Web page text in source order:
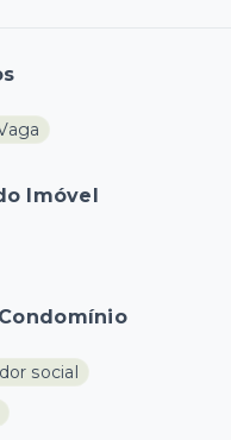
Imóvel
social